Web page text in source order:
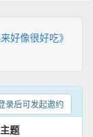
好像很好吃》
录后可发起邀约
主题